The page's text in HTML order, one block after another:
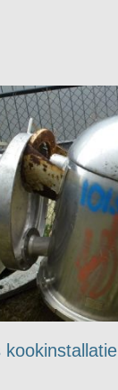
kookinstallatie